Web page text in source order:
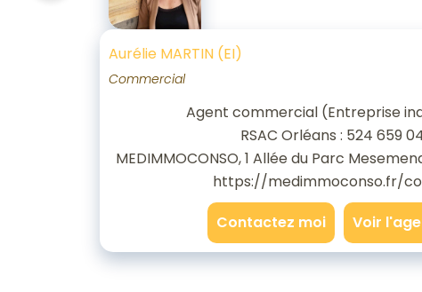
Aurélie MARTIN (EI)
Commercial
Agent commercial (Entreprise
RSAC Orléans : 524 659
MEDIMMOCONSO, 1 Allée du Parc
https://medimmoconso.fr/
Contactez moi
Voir